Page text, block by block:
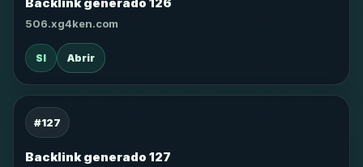
506.xg4ken.com
SI Abrir
#127
Backlink generado 127